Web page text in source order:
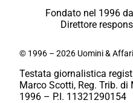
Fondato nel 1996
Direttore
© 1996 – 2026 Uomini &
Testata giornalistica
Marco Scotti, Reg. Trib. di
1996 – P.I. 11321290154